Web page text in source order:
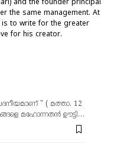
and the founder principal
the same management. At
is to write for the greater
for his creator.
" ( മത്താ. 12
മഹോന്നതൻ ഊട്ടി…